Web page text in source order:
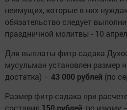
неимущих, которые в них
обязательство следует
праздничной молитвы - 10
Для выплаты фитр-садака
мусульман установлен размер
достатка) – 43 000 рублей (по
Размер фитр-садака при
составил 150 рублей , по изюму